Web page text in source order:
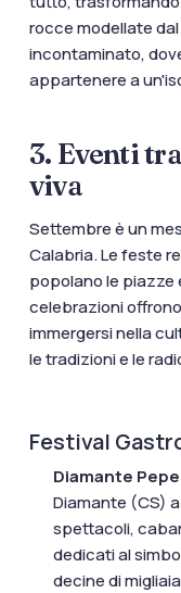
rocce modellate
incontaminato,
appartenere a
3. Eventi
viva
Settembre è un
Calabria. Le feste
popolano le piazze
celebrazioni
immergersi nella
le tradizioni e le
Festival
Diamante
Diamante (CS)
spettacoli,
dedicati al
decine di